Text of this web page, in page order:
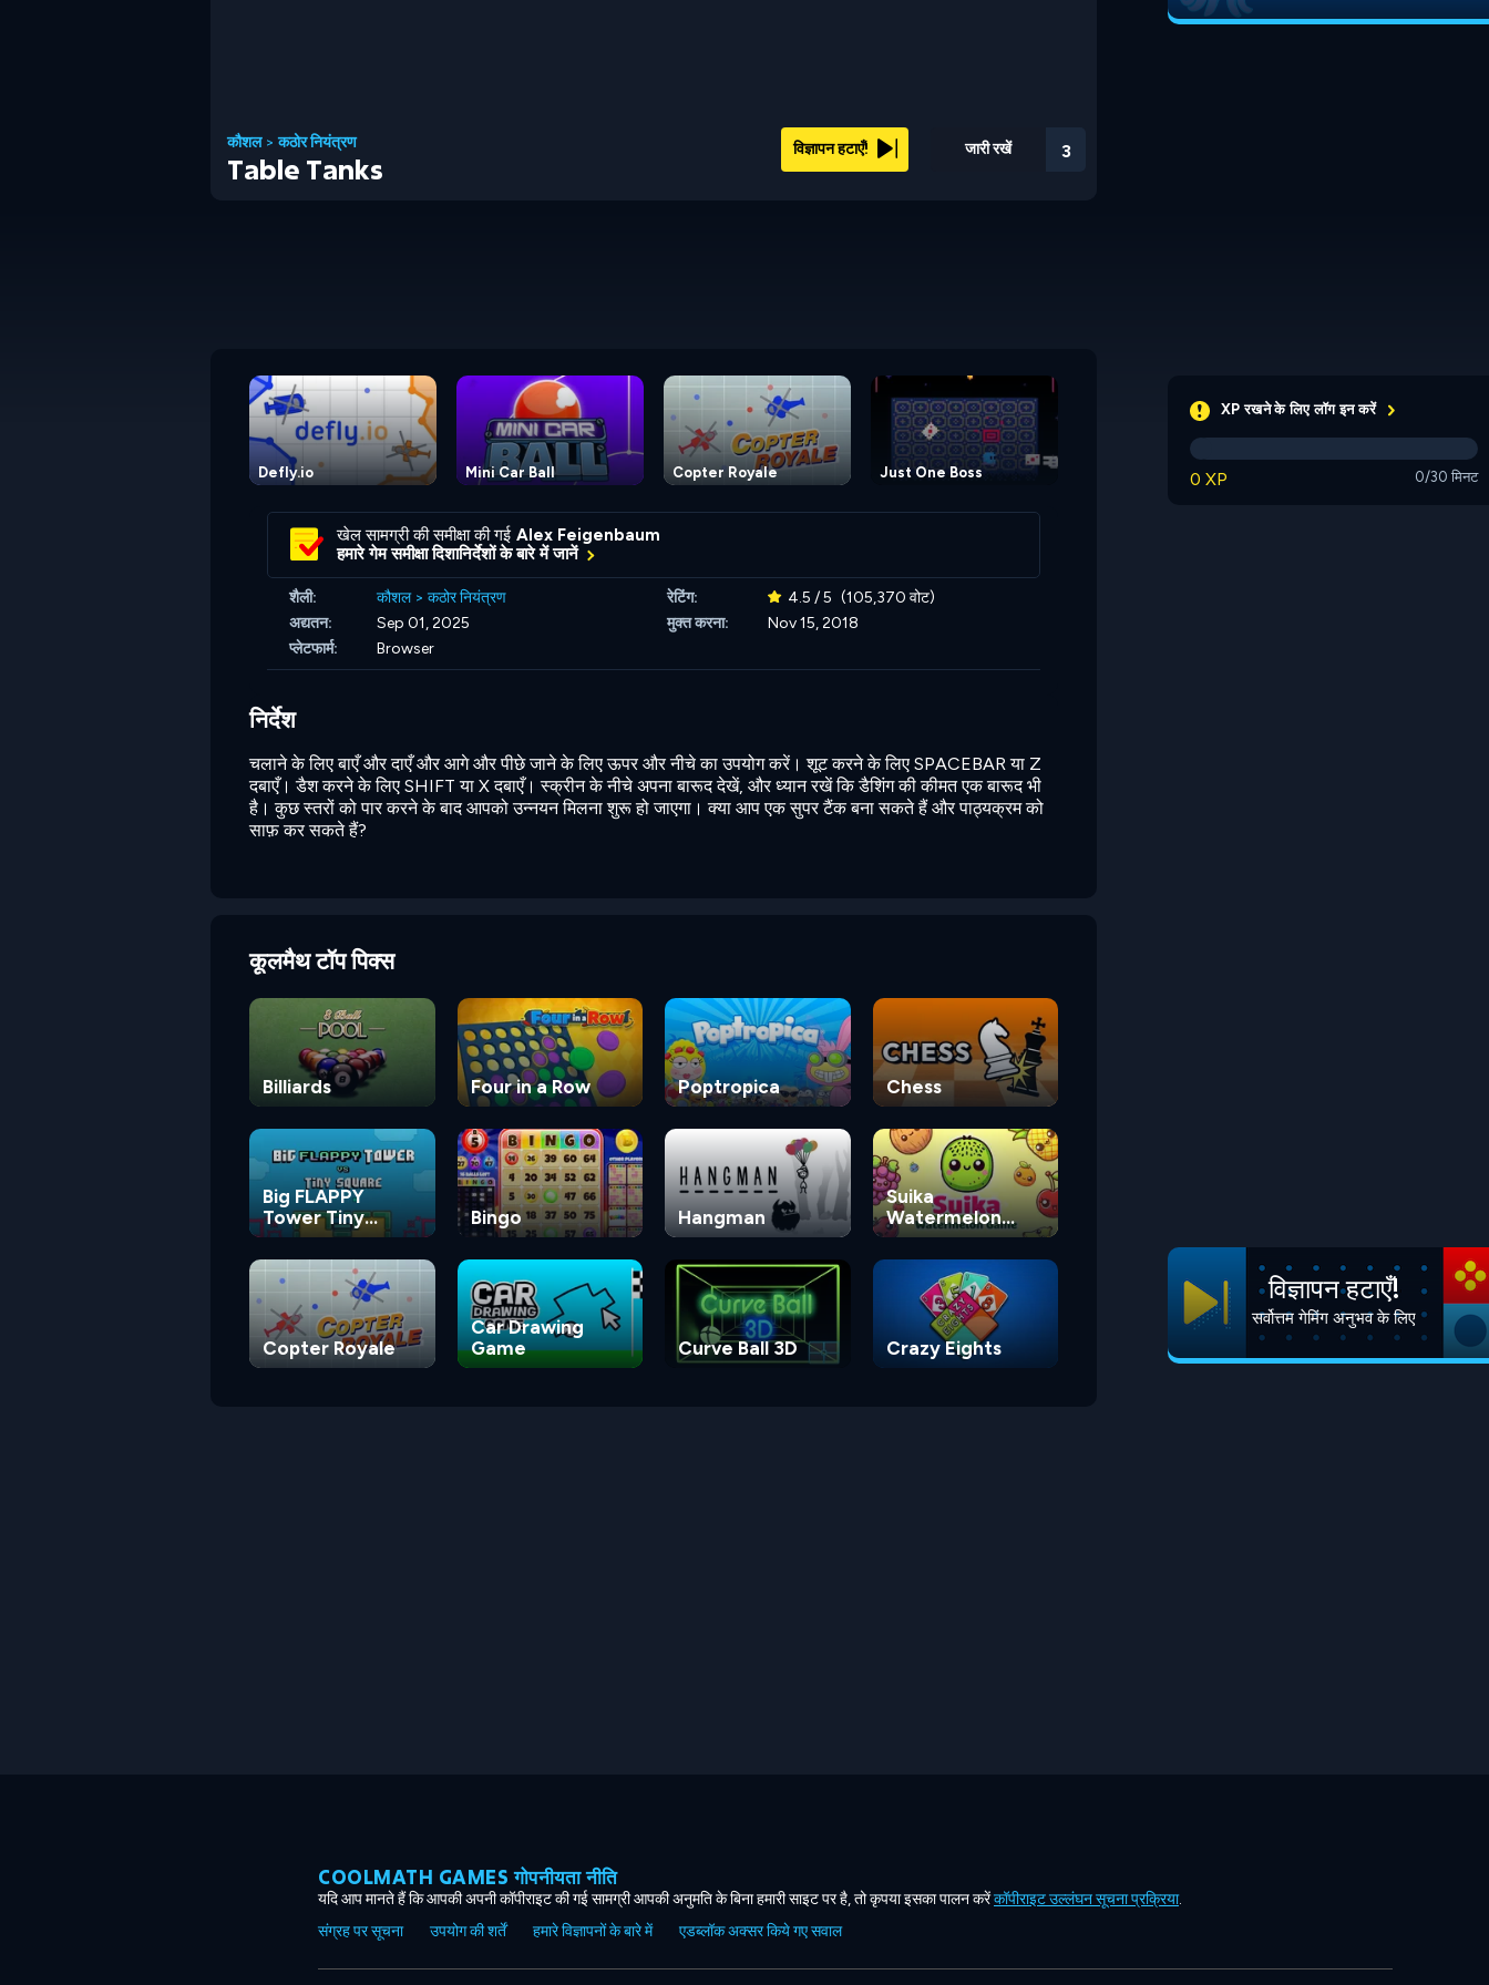
जारी रखें 3
विज्ञापन हटाएँ!
कौशल>कठोर नियंत्रण
Table Tanks
Defly.io Mini Car Ball Copter Royale Just One Boss Retro Space Blaster
खेल सामग्री की समीक्षा की गई Alex Feigenbaum
हमारे गेम समीक्षा दिशानिर्देशों के बारे में जानें
शैली: कौशल> कठोर नियंत्रण रेटिंग: 4.5 / 5 (105,370 वोट)
अद्यतन:
Sep 01, 2025 मुक्त करना:
Nov 15, 2018
प्लेटफार्म:
Browser
निर्देश
चलाने के लिए बाएँ और दाएँ और आगे और पीछे जाने के लिए ऊपर और नीचे का उपयोग करें। शूट करने के लिए SPACEBAR या Z
दबाएँ। डैश करने के लिए SHIFT या X दबाएँ। स्क्रीन के नीचे अपना बारूद देखें, और ध्यान रखें कि डैशिंग की कीमत एक बारूद भी
है। कुछ स्तरों को पार करने के बाद आपको उन्नयन मिलना शुरू हो जाएगा। क्या आप एक सुपर टैंक बना सकते हैं और पाठ्यक्रम को
साफ़ कर सकते हैं?
कूलमैथ टॉप पिक्स
Billiards Four in a Row Poptropica Chess
Big FLAPPY
Tower Tiny
Square
Bingo Hangman
Suika
Watermelon
Game
Copter Royale
Car Drawing
Game
Curve Ball 3D Crazy Eights
XP रखने के लिए लॉग इन करें
0 XP 0/30 मिनट
विज्ञापन हटाएँ!
सर्वोत्तम गेमिंग अनुभव के लिए
COOLMATH GAMES गोपनीयता नीति
यदि आप मानते हैं कि आपकी अपनी कॉपीराइट की गई सामग्री आपकी अनुमति के बिना हमारी साइट पर है, तो कृपया इसका पालन करेंकॉपीराइट उल्लंघन सूचना प्रक्रिया.
संग्रह पर सूचना
उपयोग की शर्तें हमारे विज्ञापनों के बारे में एडब्लॉक अक्सर किये गए सवाल